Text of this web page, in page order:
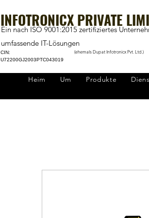
INFOTRONICX PRIVATE
Ein nach ISO 9001:2015 zertifiziertes
umfassende IT-Lösungen
CIN:
U72200GJ2003PTC043019
(ehemals Dupat Infotronicx Pvt. Ltd.)
Heim Um Produkte